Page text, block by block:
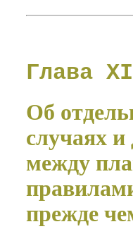
Глава
Об
случаях
между
прежде